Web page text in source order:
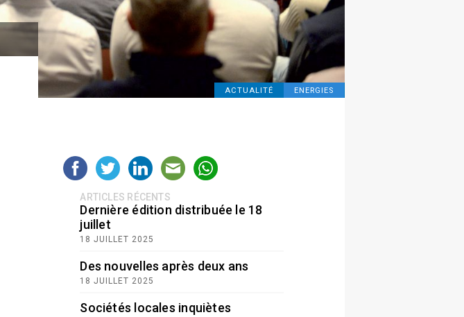
ACTUALITÉ ENERGIES
ARTICLES RÉCENTS
Dernière édition distribuée le 18
juillet
18 JUILLET 2025
Des nouvelles après deux ans
18 JUILLET 2025
Sociétés locales inquiètes